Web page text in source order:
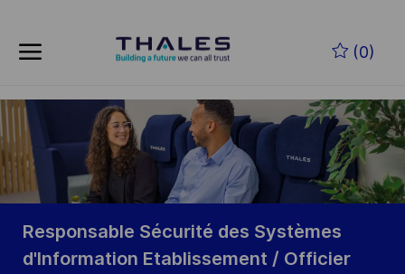
(0)
-
Responsable Sécurité des Systèmes
d'Information Etablissement / Officier